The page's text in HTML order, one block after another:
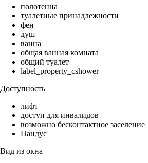
полотенца
туалетные принадлежности
фен
душ
ванна
общая ванная комната
общий туалет
label_property_cshower
Доступность
лифт
доступ для инвалидов
возможно бесконтактное заселение
Пандус
Вид из окна